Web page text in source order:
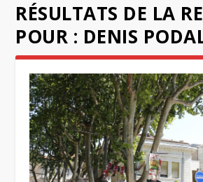
RÉSULTATS DE LA
POUR : DENIS